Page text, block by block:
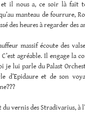
et il nous a, ce soir là fait
manteau de fourrure,
des heures à regarder des
massif écoute des
agréable. Il engage la
je lui parle du Palast
d’Epidaure et de son
du vernis des Stradivarius, à